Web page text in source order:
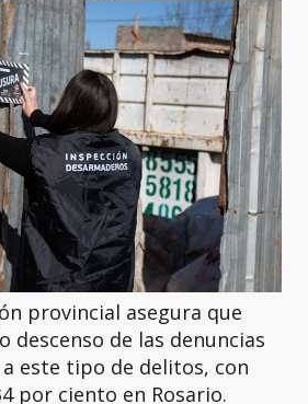
provincial asegura que
descenso de las denuncias
este tipo de delitos, con
por ciento en Rosario.